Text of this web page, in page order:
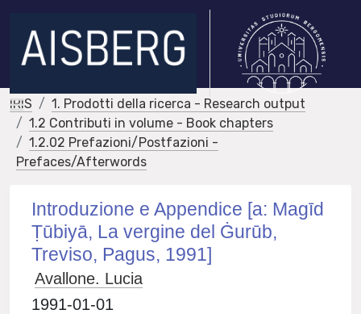
IRIS
1. Prodotti della ricerca - Research output
1.2 Contributi in volume - Book chapters
1.2.02 Prefazioni/Postfazioni -
Prefaces/Afterwords
Introduzione e Appendice [a: Magīd
Ṭūbiyā, La vergine del Ġurūb,
Treviso, Pagus, 1991]
Avallone. Lucia
1991-01-01